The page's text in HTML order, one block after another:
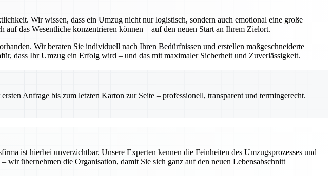
Wir wissen, dass ein Umzug nicht nur logistisch, sondern auch emotional eine große
das Wesentliche konzentrieren können – auf den neuen Start an Ihrem Zielort.
Wir beraten Sie individuell nach Ihren Bedürfnissen und erstellen maßgeschneiderte
dass Ihr Umzug ein Erfolg wird – und das mit maximaler Sicherheit und Zuverlässigkeit.
Anfrage bis zum letzten Karton zur Seite – professionell, transparent und termingerecht.
ist hierbei unverzichtbar. Unsere Experten kennen die Feinheiten des Umzugsprozesses und
wir übernehmen die Organisation, damit Sie sich ganz auf den neuen Lebensabschnitt